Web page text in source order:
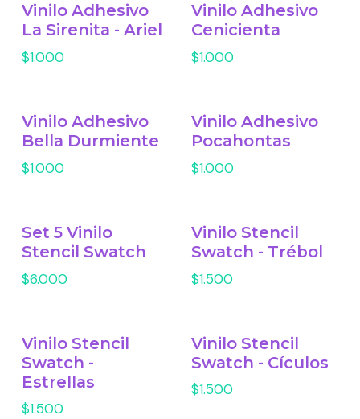
Vinilo Adhesivo
La Sirenita - Ariel
$1.000
Vinilo Adhesivo
Cenicienta
$1.000
Vinilo Adhesivo
Bella Durmiente
$1.000
Vinilo Adhesivo
Pocahontas
$1.000
Set 5 Vinilo
Stencil Swatch
$6.000
Vinilo Stencil
Swatch - Trébol
$1.500
Vinilo Stencil
Swatch -
Estrellas
$1.500
Vinilo Stencil
Swatch - Cículos
$1.500